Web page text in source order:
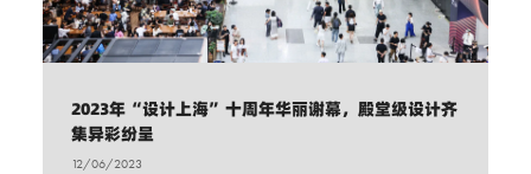
2023年“设计上海”十周年华丽谢幕，殿堂级设计齐
集异彩纷呈
12/06/2023